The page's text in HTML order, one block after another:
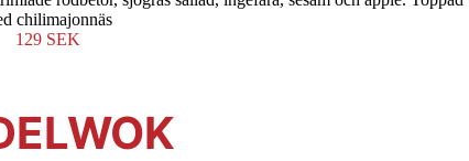
chilimajonnäs
129 SEK